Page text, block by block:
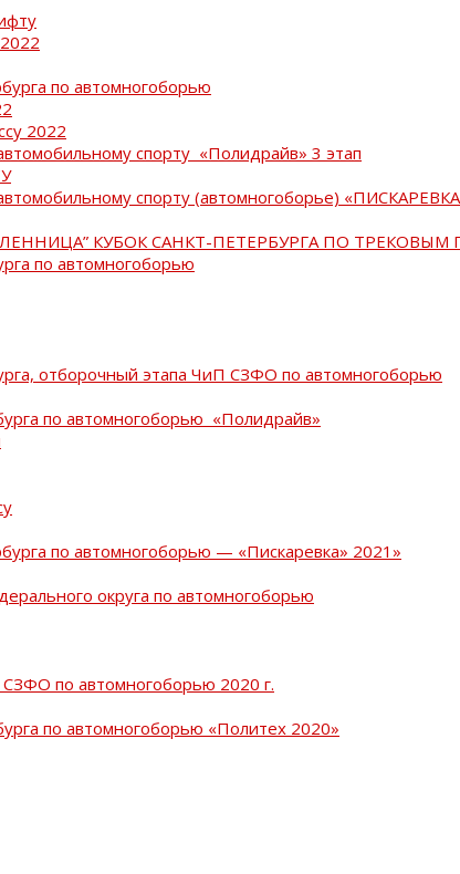
по автомногоборью
2022
спорту «Полидрайв» 3 этап
спорту (автомногоборье)
КУБОК САНКТ-ПЕТЕРБУРГА ПО ТРЕКОВЫМ
по автомногоборью
отборочный этапа ЧиП СЗФО по автомногоборью
по автомногоборью «Полидрайв»
по автомногоборью — «Пискаревка» 2021»
округа по автомногоборью
по автомногоборью 2020 г.
по автомногоборью «Политех 2020»